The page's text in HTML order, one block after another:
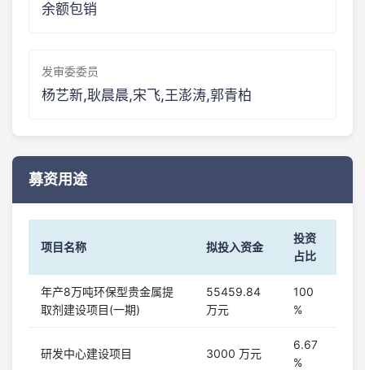
余额包销
发审委委员
杨艺新,耿晨晨,宋飞,王澎涛,郭青柏
募资用途
项目名称 拟投入资金
投资
占比
年产8万吨环保型贵金属提
取剂建设项目(一期)
55459.84
万元
100
%
研发中心建设项目 3000 万元
6.67
%